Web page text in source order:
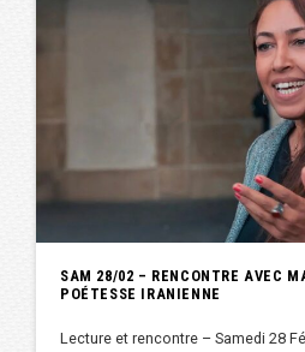
SAM 28/02 – RENCONTRE AVEC
POÉTESSE IRANIENNE
Lecture et rencontre – Samedi 28